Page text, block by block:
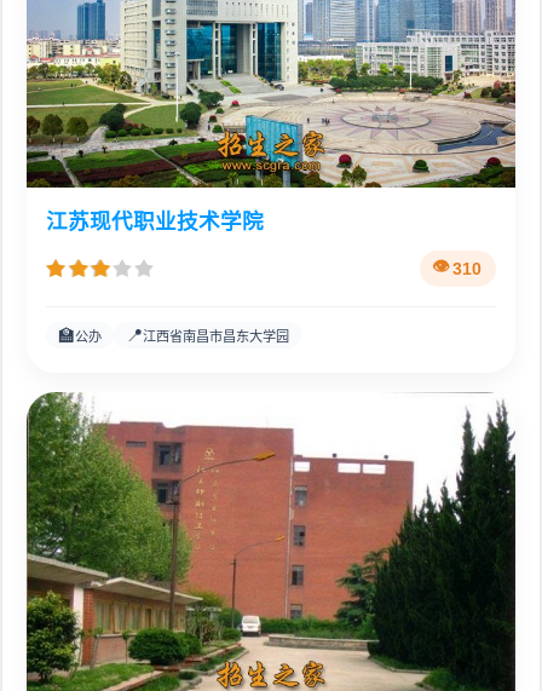
江苏现代职业技术学院
310
🏫公办 📍江西省南昌市昌东大学园